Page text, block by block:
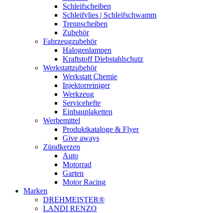
Schleifscheiben
Schleifvlies | Schleifschwamm
Trennscheiben
Zubehör
Fahrzeugzubehör
Halogenlampen
Kraftstoff Diebstahlschutz
Werkstattzubehör
Werkstatt Chemie
Injektorreiniger
Werkzeug
Servicehefte
Einbauplaketten
Werbemittel
Produktkataloge & Flyer
Give aways
Zündkerzen
Auto
Motorrad
Garten
Motor Racing
Marken
DREHMEISTER®
LANDI RENZO